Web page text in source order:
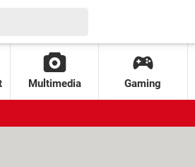
Multimedia Gaming